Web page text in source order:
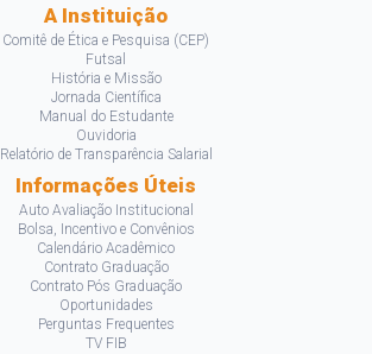
A Instituição
Comitê de Ética e Pesquisa (CEP)
Futsal
História e Missão
Jornada Científica
Manual do Estudante
Ouvidoria
Relatório de Transparência Salarial
Informações Úteis
Auto Avaliação Institucional
Bolsa, Incentivo e Convênios
Calendário Acadêmico
Contrato Graduação
Contrato Pós Graduação
Oportunidades
Perguntas Frequentes
TV FIB